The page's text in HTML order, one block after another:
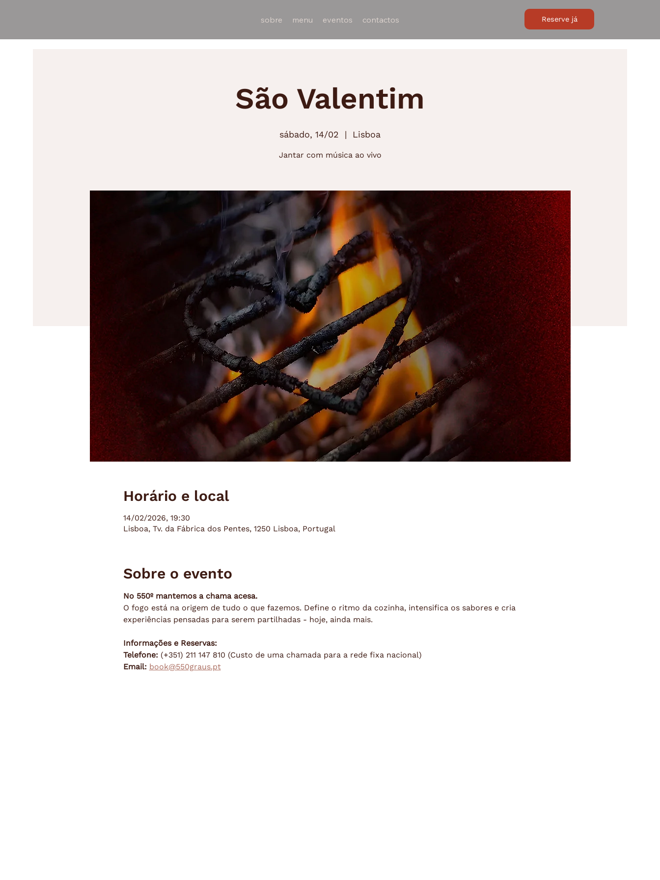
sobre menu eventos contactos Reserve já
São Valentim
sábado, 14/02
  |
Lisboa
Jantar com música ao vivo
Horário e local
14/02/2026, 19:30
Lisboa, Tv. da Fábrica dos Pentes, 1250 Lisboa, Portugal
Sobre o evento
No 550º mantemos a chama acesa.
O fogo está na origem de tudo o que fazemos. Define o ritmo da cozinha, intensifica os sabores e cria
experiências pensadas para serem partilhadas - hoje, ainda mais.
Informações e Reservas:
Telefone: (+351) 211 147 810 (Custo de uma chamada para a rede fixa nacional)
Email: book@550graus.pt